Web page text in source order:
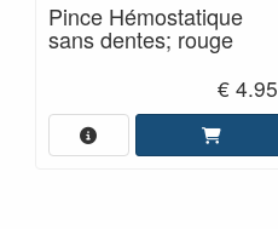
Pince Hémostatique
sans dentes; rouge
€ 4.95